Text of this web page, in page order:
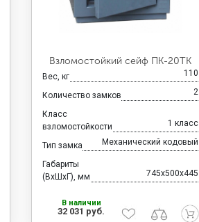
Взломостойкий сейф ПК-20ТК
Вес, кг 110
Количество замков 2
Класс
взломостойкости
1 класс
Тип замка Механический кодовый
Габариты
(ВхШхГ), мм
745x500x445
В наличии
32 031 руб.